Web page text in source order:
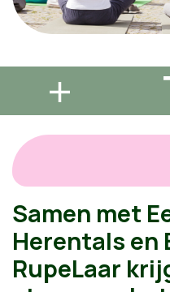
Samen met
Herentals en
RupeLaar